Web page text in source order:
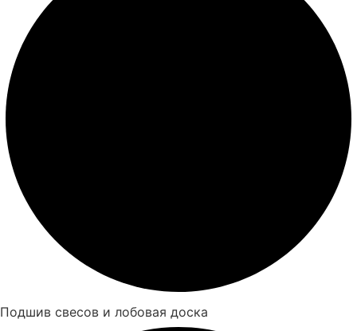
Подшив свесов и лобовая доска